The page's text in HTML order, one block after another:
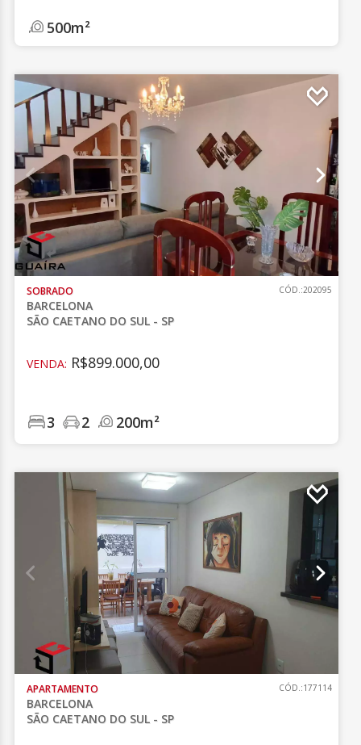
500m²
SOBRADO
BARCELONA
SÃO CAETANO DO SUL - SP
CÓD.:202095
VENDA: R$899.000,00
3 2 200m²
APARTAMENTO
BARCELONA
SÃO CAETANO DO SUL - SP
CÓD.:177114